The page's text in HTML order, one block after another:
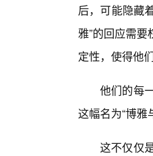
后，可能隐藏
雅”的回应需
定性，使得他
他们的每
这幅名为“博雅
这不仅仅